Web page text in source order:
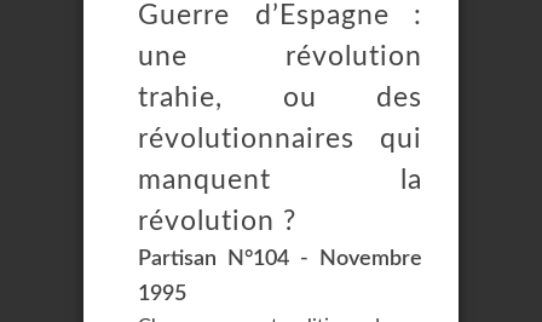
Guerre d’Espagne :
une révolution
trahie, ou des
révolutionnaires qui
manquent la
révolution ?
Partisan N°104 - Novembre
1995